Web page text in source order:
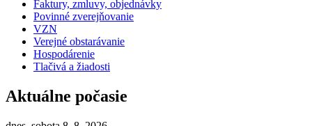
Faktury, zmluvy, objednávky
Povinné zverejňovanie
VZN
Verejné obstarávanie
Hospodárenie
Tlačivá a žiadosti
Aktuálne počasie